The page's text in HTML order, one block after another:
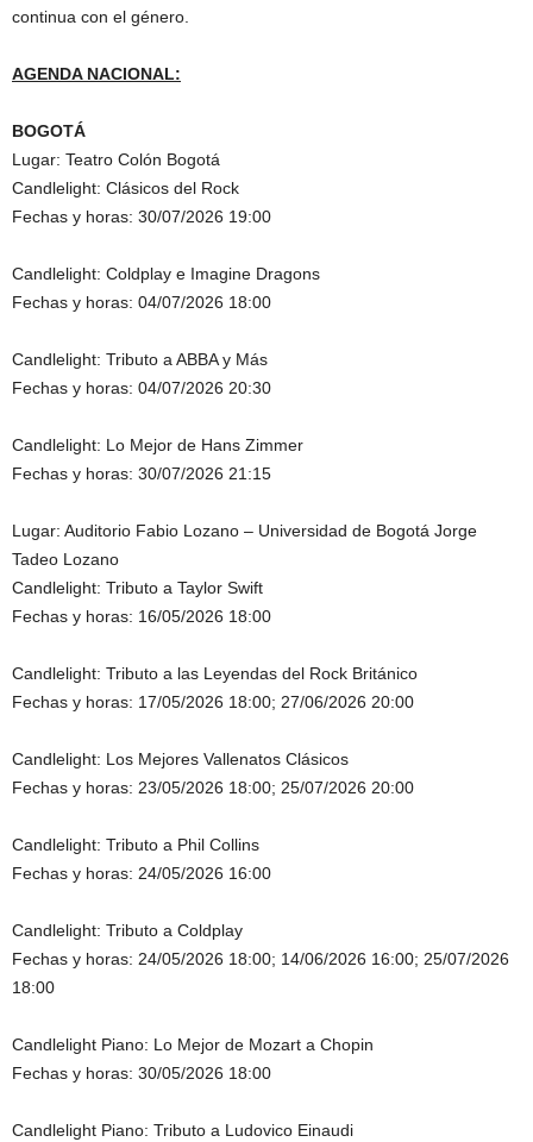
continua con el género.
AGENDA NACIONAL:
BOGOTÁ
Lugar: Teatro Colón Bogotá
Candlelight: Clásicos del Rock
Fechas y horas: 30/07/2026 19:00
Candlelight: Coldplay e Imagine Dragons
Fechas y horas: 04/07/2026 18:00
Candlelight: Tributo a ABBA y Más
Fechas y horas: 04/07/2026 20:30
Candlelight: Lo Mejor de Hans Zimmer
Fechas y horas: 30/07/2026 21:15
Lugar: Auditorio Fabio Lozano – Universidad de Bogotá Jorge
Tadeo Lozano
Candlelight: Tributo a Taylor Swift
Fechas y horas: 16/05/2026 18:00
Candlelight: Tributo a las Leyendas del Rock Británico
Fechas y horas: 17/05/2026 18:00; 27/06/2026 20:00
Candlelight: Los Mejores Vallenatos Clásicos
Fechas y horas: 23/05/2026 18:00; 25/07/2026 20:00
Candlelight: Tributo a Phil Collins
Fechas y horas: 24/05/2026 16:00
Candlelight: Tributo a Coldplay
Fechas y horas: 24/05/2026 18:00; 14/06/2026 16:00; 25/07/2026
18:00
Candlelight Piano: Lo Mejor de Mozart a Chopin
Fechas y horas: 30/05/2026 18:00
Candlelight Piano: Tributo a Ludovico Einaudi